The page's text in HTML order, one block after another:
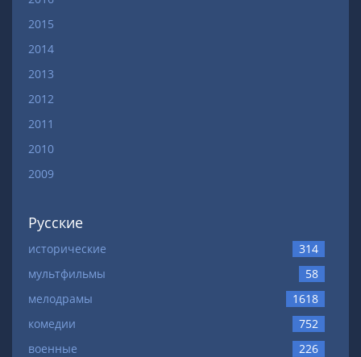
2015
2014
2013
2012
2011
2010
2009
Русские
исторические
314
мультфильмы
58
мелодрамы
1618
комедии
752
военные
226